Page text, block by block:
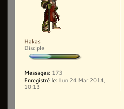
Hakas
Disciple
Messages: 173
Enregistré le: Lun 24 Mar 2014,
10:13